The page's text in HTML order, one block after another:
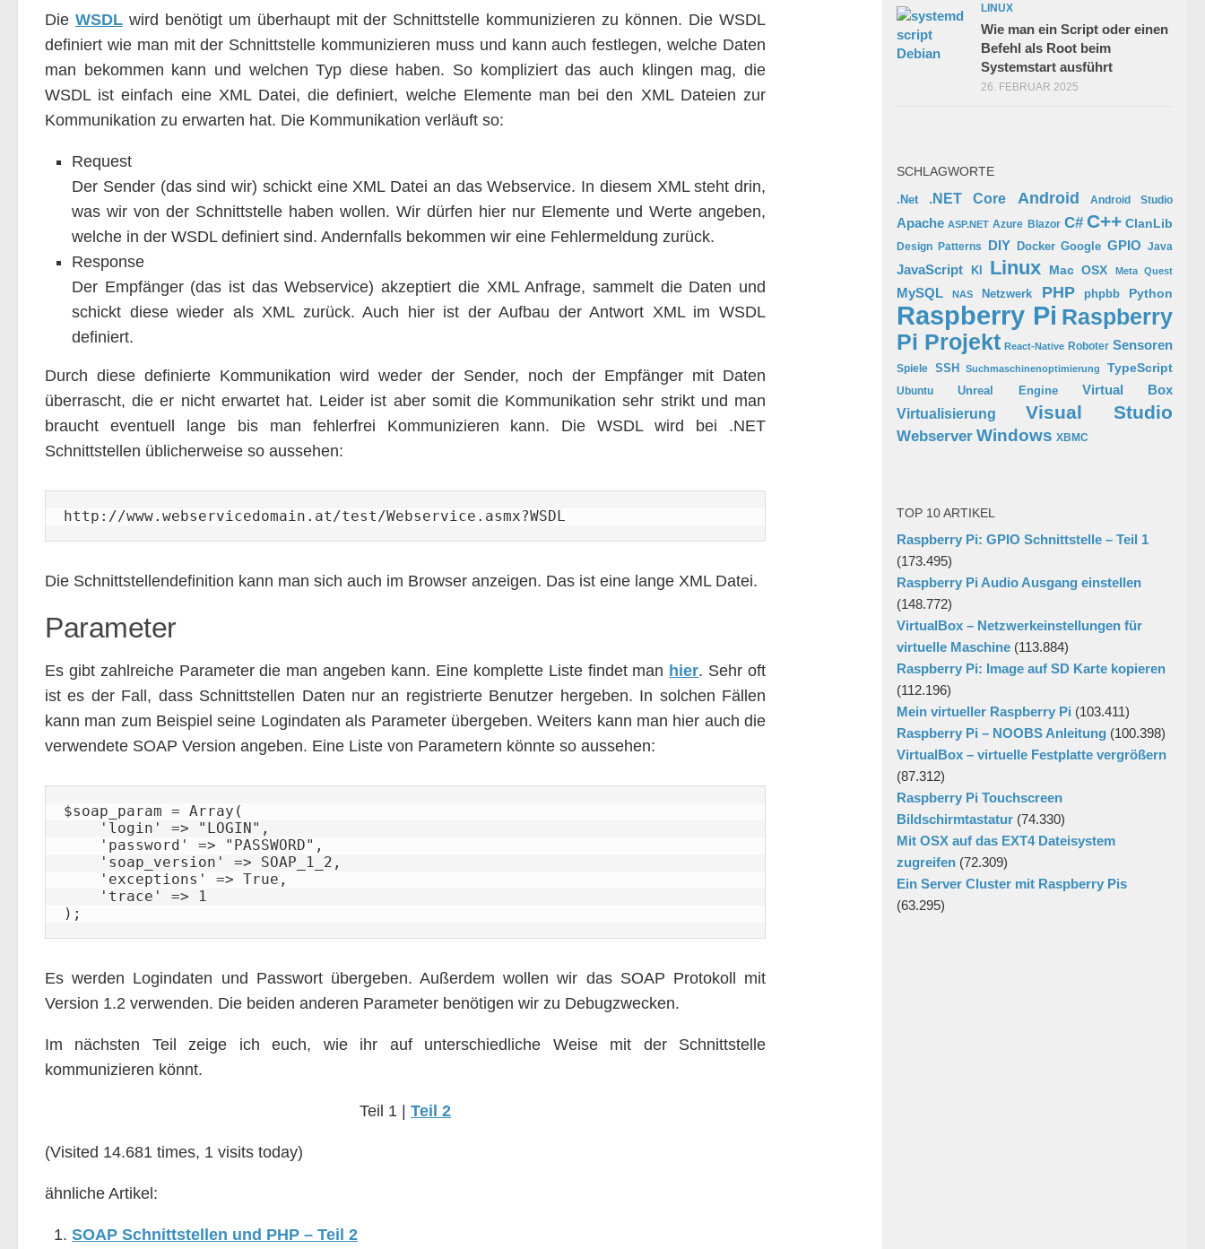
Die WSDLwird benötigt um überhaupt mit der Schnittstelle kommunizieren zu können. Die WSDL
definiert wie man mit der Schnittstelle kommunizieren muss und kann auch festlegen, welche Daten
man bekommen kann und welchen Typ diese haben. So kompliziert das auch klingen mag, die
WSDL ist einfach eine XML Datei, die definiert, welche Elemente man bei den XML Dateien zur
Kommunikation zu erwarten hat. Die Kommunikation verläuft so:
Request
Der Sender (das sind wir) schickt eine XML Datei an das Webservice. In diesem XML steht drin,
was wir von der Schnittstelle haben wollen. Wir dürfen hier nur Elemente und Werte angeben,
welche in der WSDL definiert sind. Andernfalls bekommen wir eine Fehlermeldung zurück.
Response
Der Empfänger (das ist das Webservice) akzeptiert die XML Anfrage, sammelt die Daten und
schickt diese wieder als XML zurück. Auch hier ist der Aufbau der Antwort XML im WSDL
definiert.
Durch diese definierte Kommunikation wird weder der Sender, noch der Empfänger mit Daten
überrascht, die er nicht erwartet hat. Leider ist aber somit die Kommunikation sehr strikt und man
braucht eventuell lange bis man fehlerfrei Kommunizieren kann. Die WSDL wird bei .NET
Schnittstellen üblicherweise so aussehen:
http://www.webservicedomain.at/test/Webservice.asmx?WSDL
Die Schnittstellendefinition kann man sich auch im Browser anzeigen. Das ist eine lange XML Datei.
Parameter
Es gibt zahlreiche Parameter die man angeben kann. Eine komplette Liste findet man hier. Sehr oft
ist es der Fall, dass Schnittstellen Daten nur an registrierte Benutzer hergeben. In solchen Fällen
kann man zum Beispiel seine Logindaten als Parameter übergeben. Weiters kann man hier auch die
verwendete SOAP Version angeben. Eine Liste von Parametern könnte so aussehen:
$soap_param = Array(
);
Es werden Logindaten und Passwort übergeben. Außerdem wollen wir das SOAP Protokoll mit
Version 1.2 verwenden. Die beiden anderen Parameter benötigen wir zu Debugzwecken.
Im nächsten Teil zeige ich euch, wie ihr auf unterschiedliche Weise mit der Schnittstelle
kommunizieren könnt.
Teil 1 | Teil 2
(Visited 14.681 times, 1 visits today)
ähnliche Artikel:
SOAP Schnittstellen und PHP – Teil 2
LINUX
Wie man ein Script oder einen
Befehl als Root beim
Systemstart ausführt
26. FEBRUAR 2025
SCHLAGWORTE
.Net .NET Core Android Android Studio
Apache ASP.NET Azure Blazor C# C++ ClanLib
Design Patterns DIY Docker Google GPIO Java
JavaScript KI Linux Mac OSX Meta Quest
MySQL NAS Netzwerk PHP phpbb Python
Raspberry Pi Raspberry
Pi Projekt React-Native Roboter Sensoren
Spiele SSH Suchmaschinenoptimierung TypeScript
Ubuntu Unreal Engine
Virtual Box
Virtualisierung
Visual Studio
Webserver Windows XBMC
TOP 10 ARTIKEL
Raspberry Pi: GPIO Schnittstelle – Teil 1
(173.495)
Raspberry Pi Audio Ausgang einstellen
(148.772)
VirtualBox – Netzwerkeinstellungen für
virtuelle Maschine (113.884)
Raspberry Pi: Image auf SD Karte kopieren
(112.196)
Mein virtueller Raspberry Pi (103.411)
Raspberry Pi – NOOBS Anleitung (100.398)
VirtualBox – virtuelle Festplatte vergrößern
(87.312)
Raspberry Pi Touchscreen
Bildschirmtastatur (74.330)
Mit OSX auf das EXT4 Dateisystem
zugreifen (72.309)
Ein Server Cluster mit Raspberry Pis
(63.295)